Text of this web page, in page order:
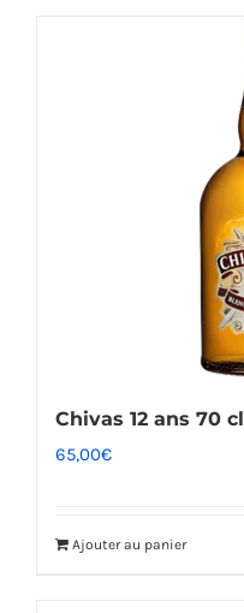
Chivas 12 ans 70 cl
65,00€
Ajouter au panier